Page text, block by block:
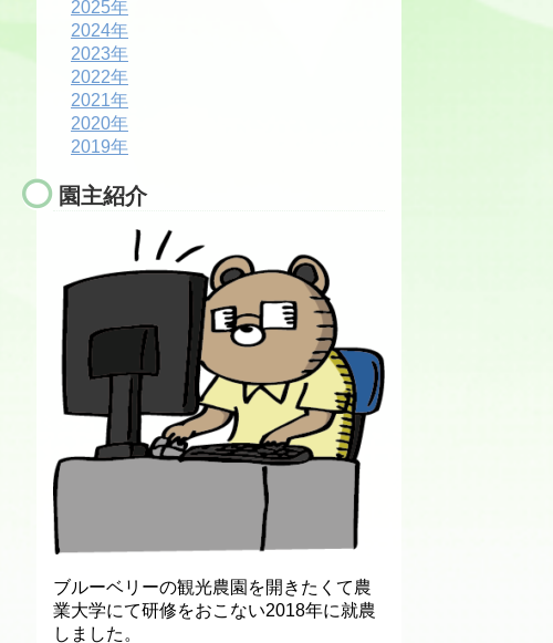
2025年
2024年
2023年
2022年
2021年
2020年
2019年
園主紹介
ブルーベリーの観光農園を開きたくて農
業大学にて研修をおこない2018年に就農
しました。